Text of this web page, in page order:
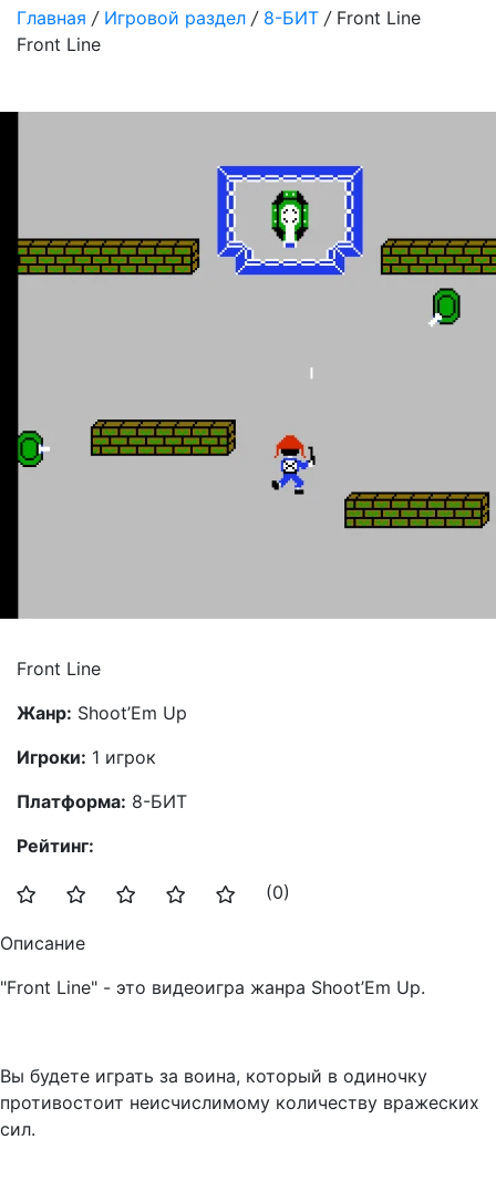
Главная / Игровой раздел / 8-БИТ / Front Line
Front Line
Front Line
Жанр: Shoot’Em Up
Игроки: 1 игрок
Платформа: 8-БИТ
Рейтинг:
(0)
Описание
"Front Line" - это видеоигра жанра Shoot’Em Up.
Вы будете играть за воина, который в одиночку
противостоит неисчислимому количеству вражеских
сил.